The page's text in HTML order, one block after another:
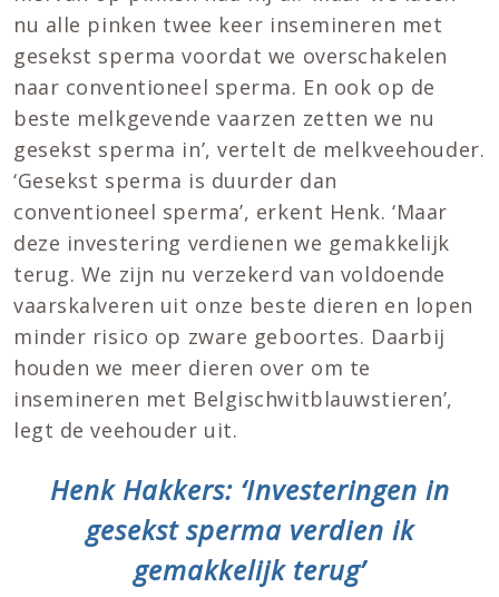
nu alle pinken twee keer insemineren met
gesekst sperma voordat we overschakelen
naar conventioneel sperma. En ook op de
beste melkgevende vaarzen zetten we nu
gesekst sperma in’, vertelt de melkveehouder.
‘Gesekst sperma is duurder dan
conventioneel sperma’, erkent Henk. ‘Maar
deze investering verdienen we gemakkelijk
terug. We zijn nu verzekerd van voldoende
vaarskalveren uit onze beste dieren en lopen
minder risico op zware geboortes. Daarbij
houden we meer dieren over om te
insemineren met Belgischwitblauwstieren’,
legt de veehouder uit.
Henk Hakkers: ‘Investeringen in
gesekst sperma verdien ik
gemakkelijk terug’